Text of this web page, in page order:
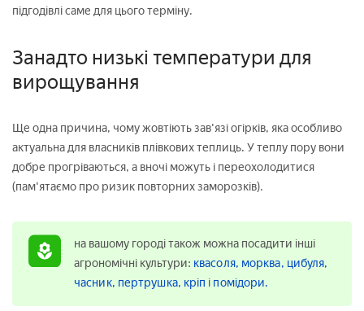
підгодівлі саме для цього терміну.
Занадто низькі температури для
вирощування
Ще одна причина, чому жовтіють зав'язі огірків, яка особливо
актуальна для власників плівкових теплиць. У теплу пору вони
добре прогріваються, а вночі можуть і переохолодитися
(пам'ятаємо про ризик повторних заморозків).
на вашому городі також можна посадити інші
агрономічні культури: квасоля, морква, цибуля,
часник, пертрушка, кріп і помідори.